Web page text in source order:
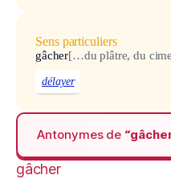
Sens particuliers
gâcher[…du plâtre, du
délayer
Antonymes de
gâcher